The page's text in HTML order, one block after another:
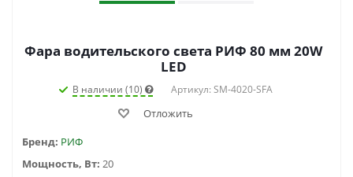
Фара водительского света РИФ 80 мм 20W
LED
В наличии (10) Артикул: SM-4020-SFA
Отложить
Бренд: РИФ
Мощность, Вт: 20